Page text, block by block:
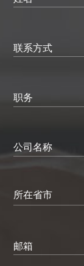
联系方式
职务
公司名称
所在省市
邮箱